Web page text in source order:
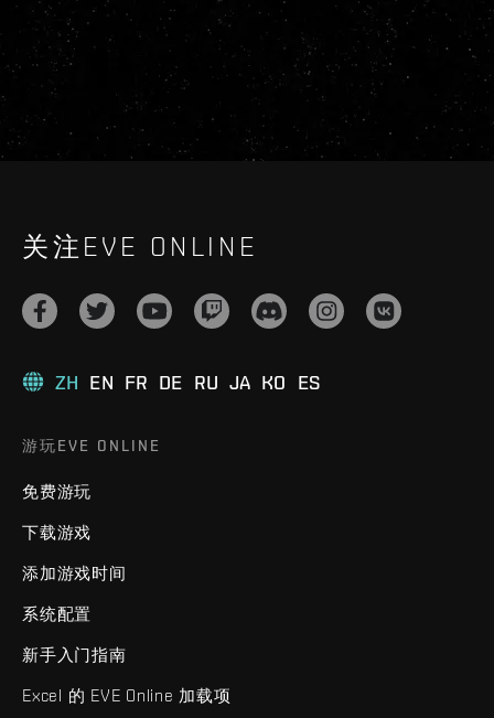
关注EVE ONLINE
ZH EN FR DE RU JA KO ES
游玩EVE ONLINE
免费游玩
下载游戏
添加游戏时间
系统配置
新手入门指南
Excel 的 EVE Online 加载项